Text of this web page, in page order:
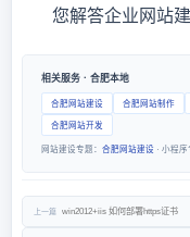
您解答企业网站
相关服务 · 合肥本地
合肥网站建设 合肥网站制作
合肥网站开发
网站建设专题： 合肥网站建设 · 小程序
上一篇 win2012+iis 如何部署https证书